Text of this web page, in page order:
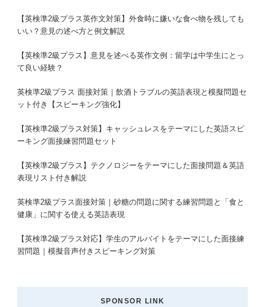
【英検準2級プラス英作文対策】外食時に嫌いな食べ物を残しても
いい？意見の述べ方と例文解説
【英検準2級プラス】意見を述べる英作文例：留学は中学生にとっ
て良い経験？
英検準2級プラス 面接対策｜飲酒トラブルの英語表現と模擬問題セ
ット付き【スピーキング強化】
【英検準2級プラス対策】キャッシュレスをテーマにした英語スピ
ーキング面接練習問題セット
【英検準2級プラス】テクノロジーをテーマにした面接問題＆英語
表現リスト付き解説
英検準2級プラス面接対策｜砂糖の問題に関する練習問題と「食と
健康」に関する使える英語表現
【英検準2級プラス対応】学生のアルバイトをテーマにした面接練
習問題｜模擬音声付きスピーキング対策
SPONSOR LINK